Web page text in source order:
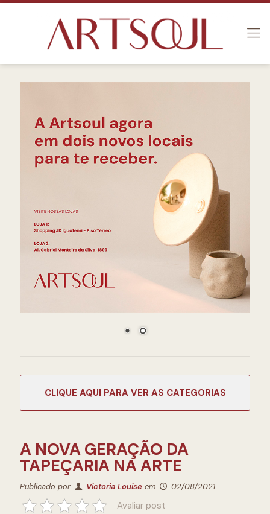
A NOVA GERAÇÃO DA
TAPEÇARIA NA ARTE
Publicado por Victoria Louise em 02/08/2021
Avaliar post
CATEGORIAS